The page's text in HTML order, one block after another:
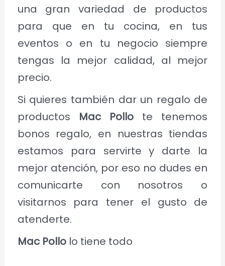
una gran variedad de productos
para que en tu cocina, en tus
eventos o en tu negocio siempre
tengas la mejor calidad, al mejor
precio.
Si quieres también dar un regalo de
productos Mac Pollo te tenemos
bonos regalo, en nuestras tiendas
estamos para servirte y darte la
mejor atención, por eso no dudes en
comunicarte con nosotros o
visitarnos para tener el gusto de
atenderte.
Mac Pollolo tiene todo